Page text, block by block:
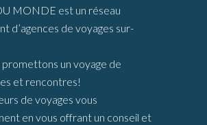
MONDE est un réseau
d’agences de voyages sur-
promettons un voyage de
et rencontres!
de voyages vous
en vous offrant un conseil et